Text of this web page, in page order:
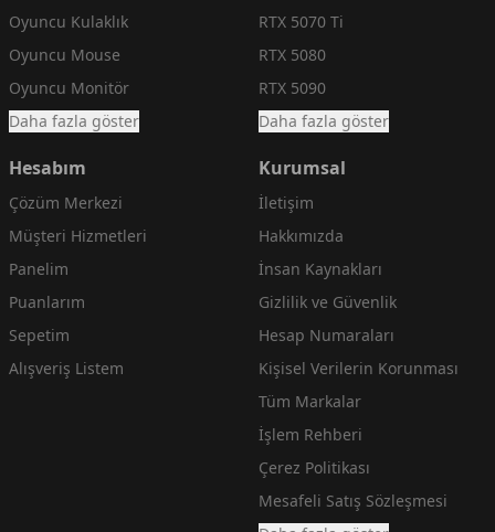
Oyuncu Kulaklık
Oyuncu Mouse
Oyuncu Monitör
Daha fazla göster
RTX 5070 Ti
RTX 5080
RTX 5090
Daha fazla göster
Hesabım
Çözüm Merkezi
Müşteri Hizmetleri
Panelim
Puanlarım
Sepetim
Alışveriş Listem
Kurumsal
İletişim
Hakkımızda
İnsan Kaynakları
Gizlilik ve Güvenlik
Hesap Numaraları
Kişisel Verilerin Korunması
Tüm Markalar
İşlem Rehberi
Çerez Politikası
Mesafeli Satış Sözleşmesi